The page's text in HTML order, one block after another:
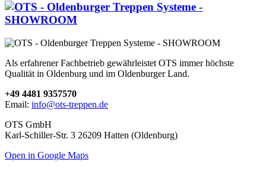
Als erfahrener Fachbetrieb gewährleistet OTS immer höchste
Qualität in Oldenburg und im Oldenburger Land.
+49 4481 9357570
Email: info@ots-treppen.de
OTS GmbH
Karl-Schiller-Str. 3 26209 Hatten (Oldenburg)
Open in Google Maps